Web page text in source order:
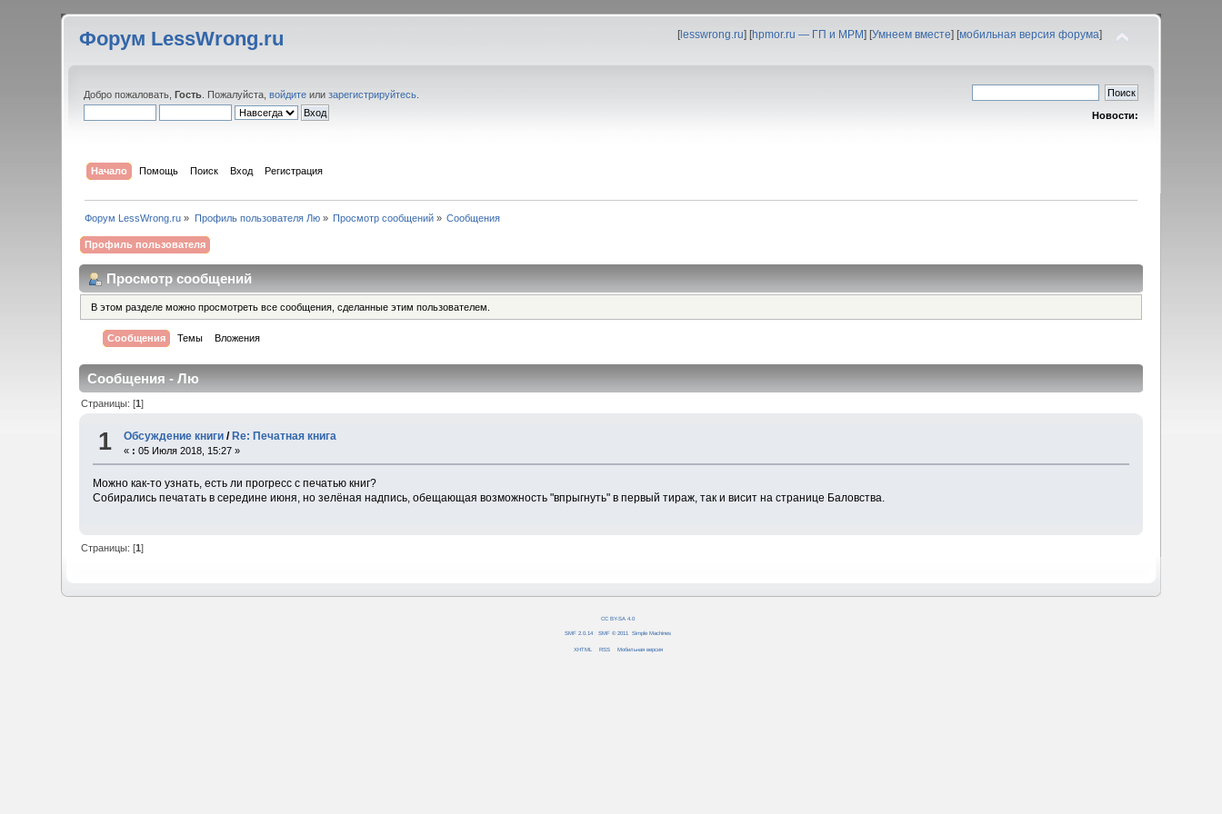
Форум LessWrong.ru [lesswrong.ru] [hpmor.ru — ГП и МРМ] [Умнеем вместе] [мобильная версия форума]
Добро пожаловать,Гость . Пожалуйста,войдите илизарегистрируйтесь
Новости:
Начало Помощь Поиск Вход Регистрация
Форум LessWrong.ru » Профиль пользователя Лю» Просмотр сообщений » Сообщения
Профиль пользователя
Просмотр сообщений
В этом разделе можно просмотреть все сообщения, сделанные этим пользователем.
Сообщения Темы Вложения
Сообщения - Лю
Страницы: [1]
1 Обсуждение книги / Re: Печатная книга
« : 05 Июля 2018, 15:27 »
Можно как-то узнать, есть ли прогресс с печатью книг?
Собирались печатать в середине июня, но зелёная надпись, обещающая возможность "впрыгнуть" в первый тираж, так и висит на странице Баловства.
Страницы: [1]
CC BY-SA 4.0
SMF 2.0.14 SMF © 2011 Simple Machines
XHTML RSS Мобильная версия